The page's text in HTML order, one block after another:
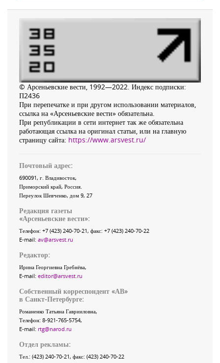
© Арсеньевские вести, 1992—2022. Индекс подписки:
П2436
При перепечатке и при другом использовании материалов,
ссылка на «Арсеньевские вести» обязательна.
При републикации в сети интернет так же обязательна
работающая ссылка на оригинал статьи, или на главную
страницу сайта: https://www.arsvest.ru/
Почтовый адрес:
690091, г. Владивосток,
Приморский край, Россия
Переулок Шевченко, дом 9, 27
Редакция газеты
«Арсеньевские вести»:
Телефон: +7 (423) 240-70-21, факс: +7 (423) 240-70-22
E-mail: av@arsvest.ru
Редактор:
Ирина Георгиевна Гребнёва,
E-mail: editor@arsvest.ru
Собственный корреспондент «АВ»
в Санкт-Петербурге:
Романенко Татьяна Гаврииловна,
Телефон: 8-921-765-5754,
E-mail: rtg@narod.ru
Отдел рекламы:
Тел.: (423) 240-70-21, факс: (423) 240-70-22